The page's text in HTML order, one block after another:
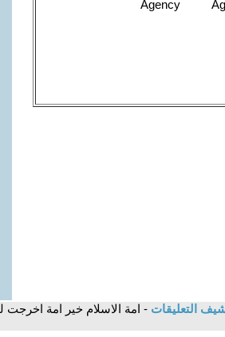
التعليقات - امة الاسلام خير امة